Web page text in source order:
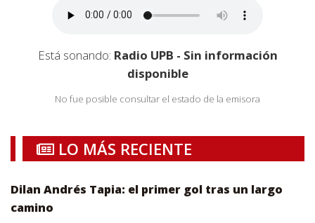
Está sonando: Radio UPB - Sin información
disponible
No fue posible consultar el estado de la emisora
LO MÁS RECIENTE
Dilan Andrés Tapia: el primer gol tras un largo
camino